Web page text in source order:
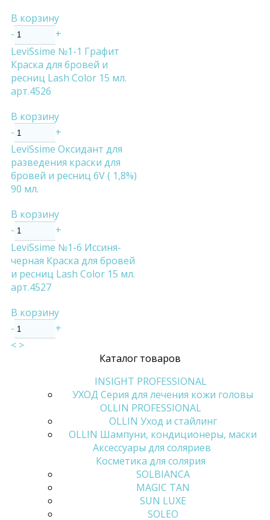
Каталог товаров
INSIGHT PROFESSIONAL
УХОД Серия для лечения кожи головы
OLLIN PROFESSIONAL
OLLIN Уход и стайлинг
OLLIN Шампуни, кондиционеры, маски
Аксессуары для соляриев
Косметика для солярия
SOLBIANCA
MAGIC TAN
SUN LUXE
SOLEO
В корзину
-
+
LeviSsime №1-1 Графит
Краска для бровей и
ресниц Lash Color 15 мл.
арт.4526
В корзину
-
+
LeviSsime Оксидант для
разведения краски для
бровей и ресниц 6V ( 1,8%)
90 мл.
В корзину
-
+
LeviSsime №1-6 Иссиня-
черная Краска для бровей
и ресниц Lash Color 15 мл.
арт.4527
В корзину
-
+
< >